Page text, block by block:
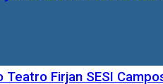
Teatro Firjan SESI